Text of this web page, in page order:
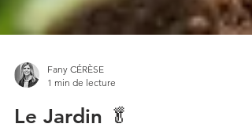
1 min de lecture